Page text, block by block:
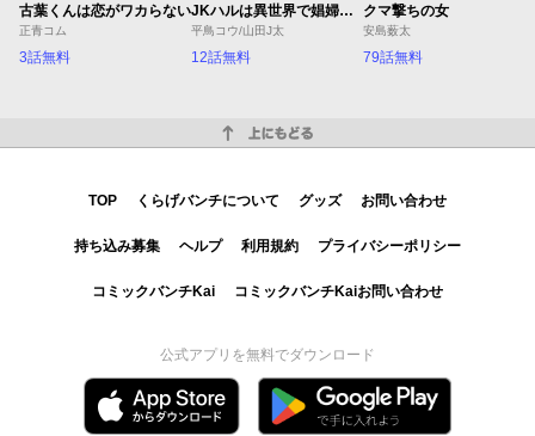
古葉くんは恋がワカらない
正青コム
3話無料
JKハルは異世界で娼婦になった Winter
平鳥コウ/山田J太
12話無料
クマ撃ちの女
安島薮太
79話無料
TOP くらげバンチについて グッズ お問い合わせ
持ち込み募集 ヘルプ 利用規約 プライバシーポリシー
コミックバンチKai コミックバンチKaiお問い合わせ
公式アプリを無料でダウンロード